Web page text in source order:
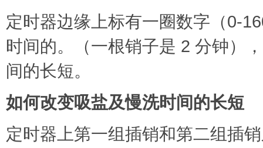
定时器边缘上标有一圈数字（0-
时间的。（一根销子是 2 分钟）
间的长短。
如何改变吸盐及慢洗时间的长短
定时器上第一组插销和第二组插